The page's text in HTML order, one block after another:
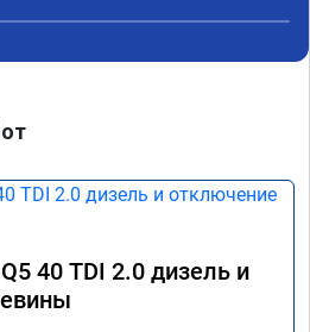
40 TDI 2.0 дизель и